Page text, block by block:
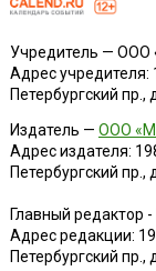
Учредитель — ООО
Адрес учредителя:
Петербургский пр.,
Издатель — ООО
Адрес издателя:
Петербургский пр.,
Главный редактор
Адрес редакции:
Петербургский пр.,